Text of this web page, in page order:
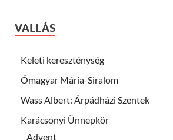
VALLÁS
Keleti kereszténység
Ómagyar Mária-Siralom
Wass Albert: Árpádházi Szentek
Karácsonyi Ünnepkör
Advent